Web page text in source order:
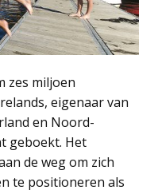
zes miljoen
eigenaar van
en Noord-
geboekt. Het
de weg om zich
te positioneren als